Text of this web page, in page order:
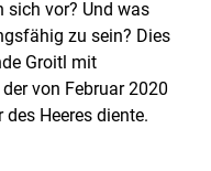
sich vor? Und was
zu sein? Dies
Groitl mit
von Februar 2020
Heeres diente.